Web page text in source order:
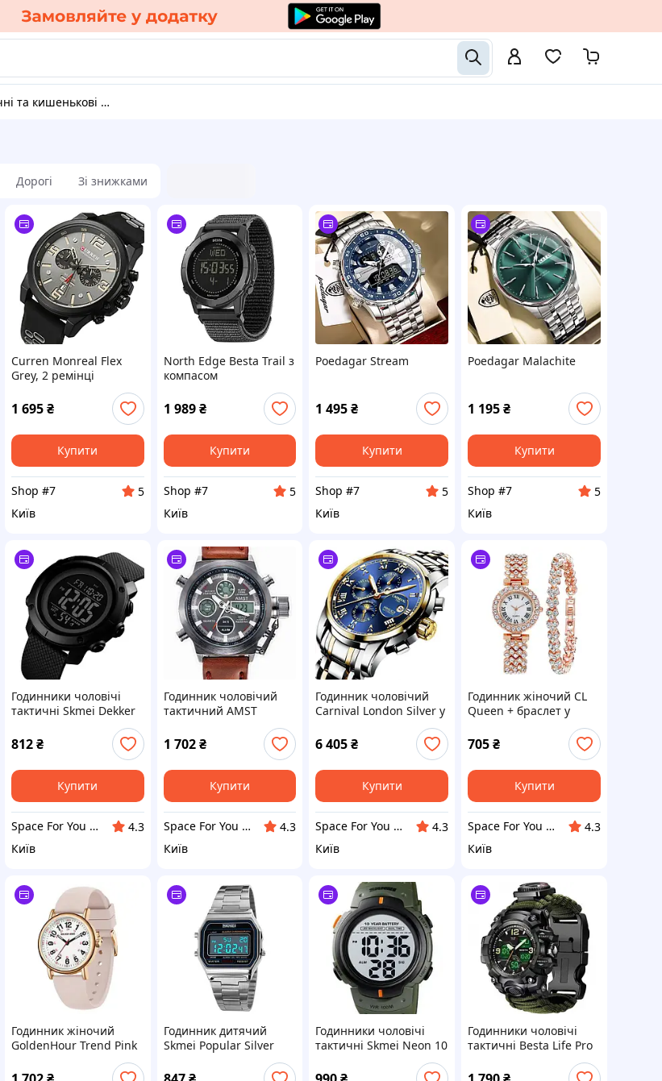
та кишенькові годинники
Дорогі Зі знижками
Curren Monreal Flex
Grey, 2 ремінці
1 695₴
Купити
Shop #7
5
Київ
North Edge Besta Trail з
компасом
1 989 ₴
Купити
Shop #7
5
Київ
Poedagar Stream
1 495₴
Купити
Shop #7
5
Київ
Poedagar Malachite
1 195₴
Купити
Shop #7
5
Київ
Годинники чоловічі
тактичні Skmei Dekker
812₴
Купити
Space For You UA - STORE
4.3
Київ
Годинник чоловічий
тактичний AMST
1 702 ₴
Купити
Space For You UA - STORE
4.3
Київ
Годинник чоловічий
Carnival London Silver у
коробочці
6 405₴
Купити
Space For You UA - STORE
4.3
Київ
Годинник жіночий CL
Queen + браслет у
705₴
Купити
Space For You UA - STORE
4.3
Київ
Годинник жіночий
GoldenHour Trend Pink
Годинник дитячий
Skmei Popular Silver
1123S для дітей від 8
років
Годинники чоловічі
тактичні Skmei Neon 10
Годинники чоловічі
тактичні Besta Life Pro